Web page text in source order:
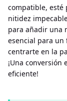
compatible, esté
nitidez
para añadir una
esencial para
centrarte en la
¡Una
eficiente!